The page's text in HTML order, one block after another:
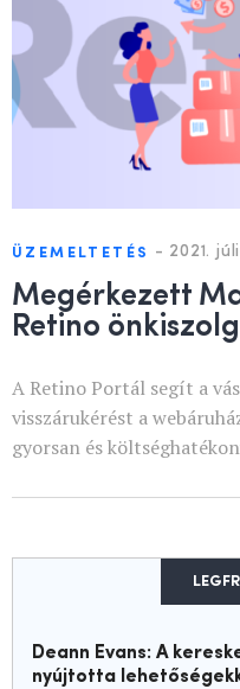
ÜZEMELTETÉS - 2021.
Megérkezett
Retino
A Retino Portál segít a
visszárukérést a
gyorsan és
Deann Evans: A
nyújtotta